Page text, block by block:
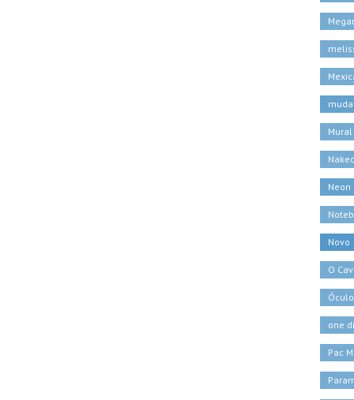
Neon
Novo
O
one
Pac